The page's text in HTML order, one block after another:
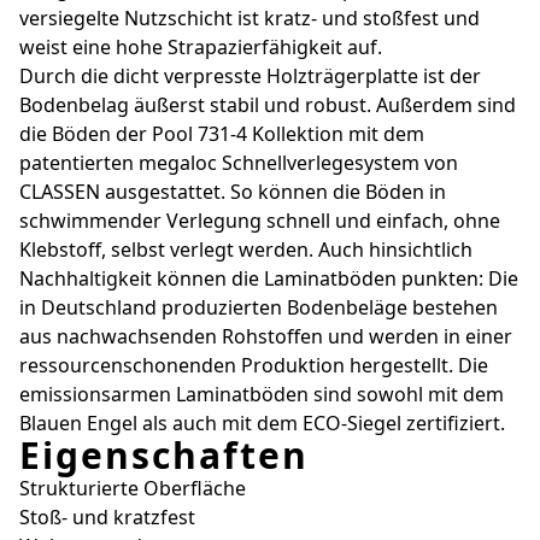
versiegelte Nutzschicht ist kratz- und stoßfest und
weist eine hohe Strapazierfähigkeit auf.
Durch die dicht verpresste Holzträgerplatte ist der
Bodenbelag äußerst stabil und robust. Außerdem sind
die Böden der Pool 731-4 Kollektion mit dem
patentierten megaloc Schnellverlegesystem von
CLASSEN ausgestattet. So können die Böden in
schwimmender Verlegung schnell und einfach, ohne
Klebstoff, selbst verlegt werden. Auch hinsichtlich
Nachhaltigkeit können die Laminatböden punkten: Die
in Deutschland produzierten Bodenbeläge bestehen
aus nachwachsenden Rohstoffen und werden in einer
ressourcenschonenden Produktion hergestellt. Die
emissionsarmen Laminatböden sind sowohl mit dem
Blauen Engel als auch mit dem ECO-Siegel zertifiziert.
Eigenschaften
Strukturierte Oberfläche
Stoß- und kratzfest